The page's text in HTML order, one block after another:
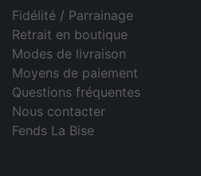
Fidélité / Parrainage
Retrait en boutique
Modes de livraison
Moyens de paiement
Questions fréquentes
Nous contacter
Fends La Bise